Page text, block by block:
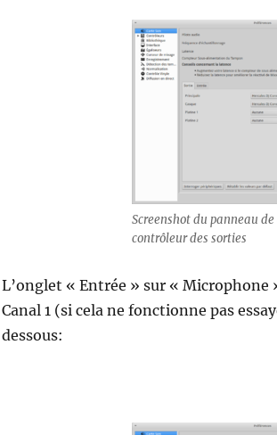
Screenshot du panneau
contrôleur des sorties
L’onglet « Entrée » sur « Microphone
Canal 1 (si cela ne fonctionne pas
dessous: